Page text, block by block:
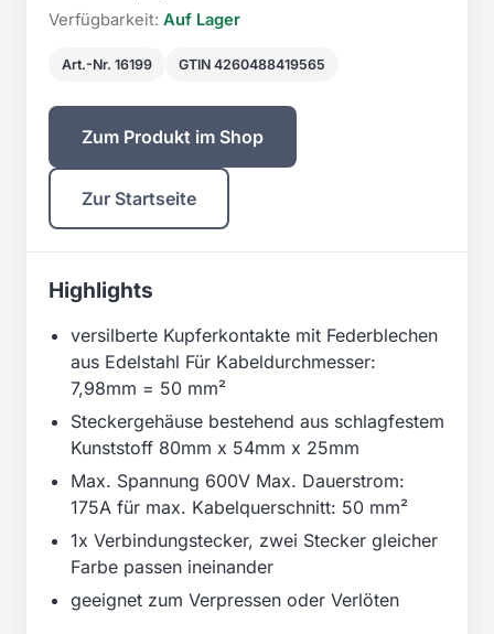
Verfügbarkeit: Auf Lager
Art.-Nr. 16199 GTIN 4260488419565
Zum Produkt im Shop
Zur Startseite
Highlights
versilberte Kupferkontakte mit Federblechen
aus Edelstahl Für Kabeldurchmesser:
7,98mm = 50 mm²
Steckergehäuse bestehend aus schlagfestem
Kunststoff 80mm x 54mm x 25mm
Max. Spannung 600V Max. Dauerstrom:
175A für max. Kabelquerschnitt: 50 mm²
1x Verbindungstecker, zwei Stecker gleicher
Farbe passen ineinander
geeignet zum Verpressen oder Verlöten